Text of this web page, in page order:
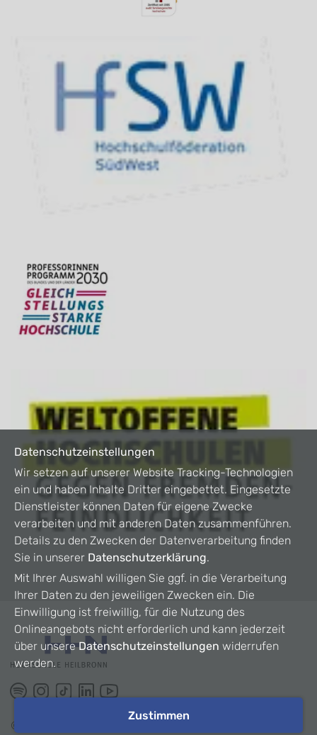
©
Datenschutzeinstellungen
Wir setzen auf unserer Website Tracking-Technologien
ein und haben Inhalte Dritter eingebettet. Eingesetzte
Dienstleister können Daten für eigene Zwecke
verarbeiten und mit anderen Daten zusammenführen.
Details zu den Zwecken der Datenverarbeitung finden
Sie in unserer Datenschutzerklärung.
Mit Ihrer Auswahl willigen Sie ggf. in die Verarbeitung
Ihrer Daten zu den jeweiligen Zwecken ein. Die
Einwilligung ist freiwillig, für die Nutzung des
Onlineangebots nicht erforderlich und kann jederzeit
über unsereDatenschutzeinstellungen widerrufen
werden.
Zustimmen